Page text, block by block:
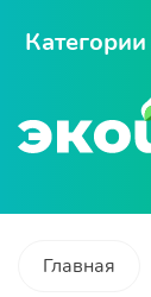
Категории
Главная